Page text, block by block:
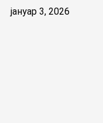
јануар 3, 2026